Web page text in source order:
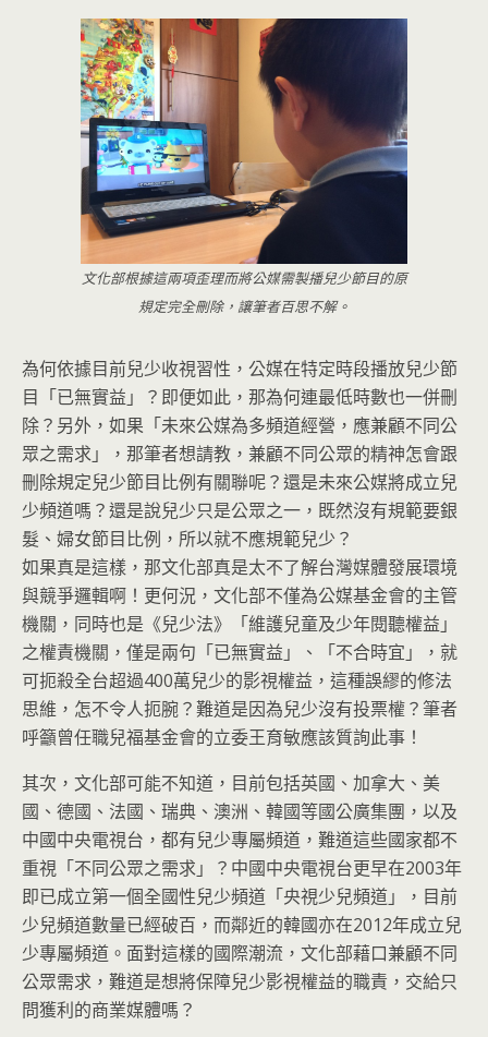
文化部根據這兩項歪理而將公媒需製播兒少節目的原
規定完全刪除，讓筆者百思不解。
為何依據目前兒少收視習性，公媒在特定時段播放兒少節
目「已無實益」？即便如此，那為何連最低時數也一併刪
除？另外，如果「未來公媒為多頻道經營，應兼顧不同公
眾之需求」，那筆者想請教，兼顧不同公眾的精神怎會跟
刪除規定兒少節目比例有關聯呢？還是未來公媒將成立兒
少頻道嗎？還是說兒少只是公眾之一，既然沒有規範要銀
髮、婦女節目比例，所以就不應規範兒少？
如果真是這樣，那文化部真是太不了解台灣媒體發展環境
與競爭邏輯啊！更何況，文化部不僅為公媒基金會的主管
機關，同時也是《兒少法》「維護兒童及少年閱聽權益」
之權責機關，僅是兩句「已無實益」、「不合時宜」，就
可扼殺全台超過400萬兒少的影視權益，這種誤繆的修法
思維，怎不令人扼腕？難道是因為兒少沒有投票權？筆者
呼籲曾任職兒福基金會的立委王育敏應該質詢此事！
其次，文化部可能不知道，目前包括英國、加拿大、美
國、德國、法國、瑞典、澳洲、韓國等國公廣集團，以及
中國中央電視台，都有兒少專屬頻道，難道這些國家都不
重視「不同公眾之需求」？中國中央電視台更早在2003年
即已成立第一個全國性兒少頻道「央視少兒頻道」，目前
少兒頻道數量已經破百，而鄰近的韓國亦在2012年成立兒
少專屬頻道。面對這樣的國際潮流，文化部藉口兼顧不同
公眾需求，難道是想將保障兒少影視權益的職責，交給只
問獲利的商業媒體嗎？